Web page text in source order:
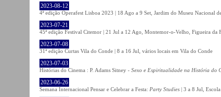
2023-08-12
4ª edição Operafest Lisboa 2023 | 18 Ago a 9 Set, Jardim do Museu Nacional
2023-07-21
45ª edição Festival Citemor | 21 Jul a 12 Ago, Montemor-o-Velho, Figueira da
2023-07-08
31ª edição Curtas Vila do Conde | 8 a 16 Jul, vários locais em Vila do Conde
2023-07-03
Histórias do Cinema : P. Adams Sitney - Sexo e Espiritualidade na História do
2023-06-26
Semana Internacional Pensar e Celebrar a Festa: Party Studies | 3 a 8 Jul,